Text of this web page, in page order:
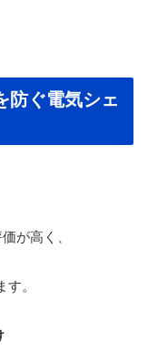
防ぐ電気シェ
が高く、
。